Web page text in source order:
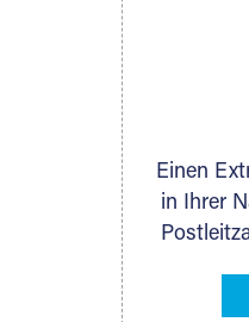
DMG
Einen
in Ihrer